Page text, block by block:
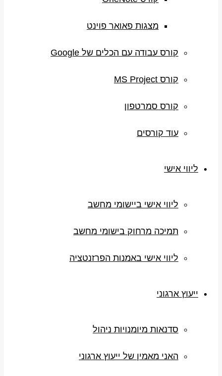
מצגות פאואר פוינט
קורס עבודה עם הכלים של Google
קורס MS Project
קורס סמרטפון
עוד קורסים
ליווי אישי
ליווי אישי ביישומי מחשב
תמיכה מרחוק בישומי מחשב
ליווי אישי באמנות הפרזנטציה
ייעוץ ארגוני
סדנאות מיומנויות ניהול
האני מאמין של ייעוץ ארגוני